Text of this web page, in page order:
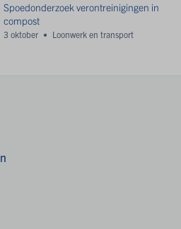
Spoedonderzoek verontreinigingen in
compost
3 oktober Loonwerk en transport